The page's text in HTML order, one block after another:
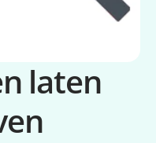
laten